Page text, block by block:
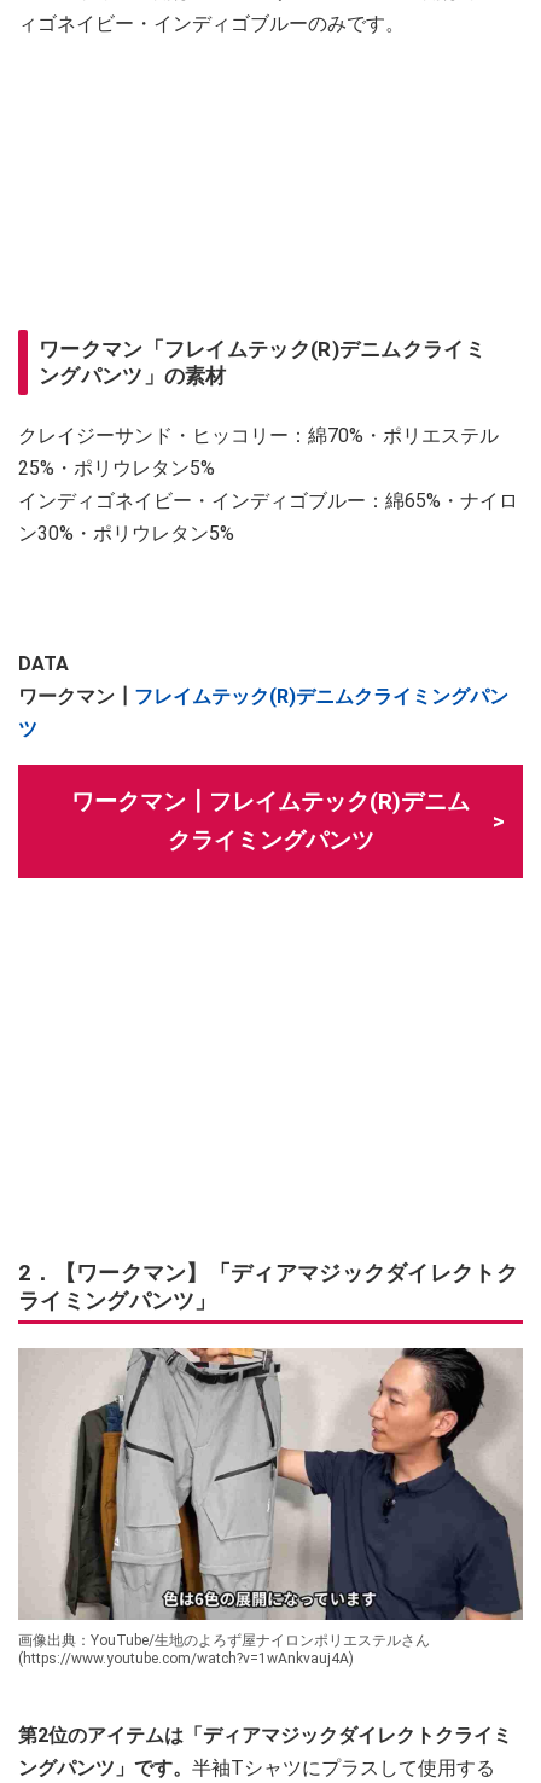
ィゴネイビー・インディゴブルーのみです。
ワークマン「フレイムテック(R)デニムクライミ
ングパンツ」の素材
クレイジーサンド・ヒッコリー：綿70%・ポリエステル
25%・ポリウレタン5%
インディゴネイビー・インディゴブルー：綿65%・ナイロ
ン30%・ポリウレタン5%
DATA
ワークマン┃ フレイムテック(R)デニムクライミングパン
ツ
ワークマン┃フレイムテック(R)デニム
クライミングパンツ
2．【ワークマン】「ディアマジックダイレクトク
ライミングパンツ」
画像出典：YouTube/生地のよろず屋ナイロンポリエステルさん
(https://www.youtube.com/watch?v=1wAnkvauj4A)
第2位のアイテムは「ディアマジックダイレクトクライミ
ングパンツ」です。 半袖Tシャツにプラスして使用する